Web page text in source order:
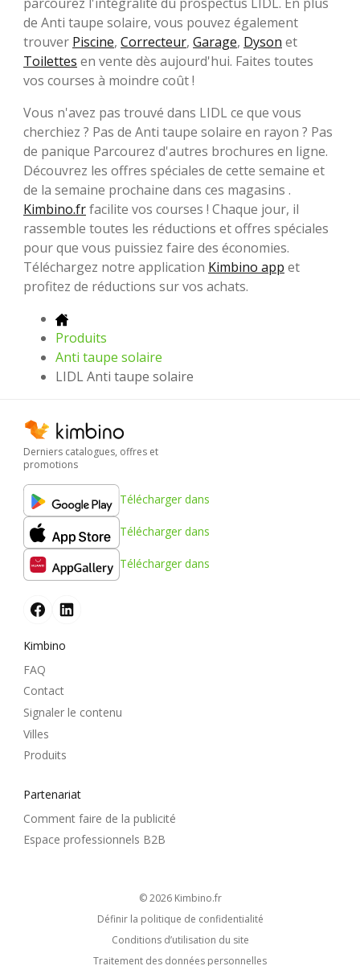
parcourez l'intégralité du prospectus LIDL. En plus
de Anti taupe solaire, vous pouvez également
trouver Piscine, Correcteur, Garage, Dyson et
Toilettes en vente dès aujourd'hui. Faites toutes
vos courses à moindre coût !
Vous n'avez pas trouvé dans LIDL ce que vous
cherchiez ? Pas de Anti taupe solaire en rayon ? Pas
de panique Parcourez d'autres brochures en ligne.
Découvrez les offres spéciales de cette semaine et
de la semaine prochaine dans ces magasins .
Kimbino.frfacilite vos courses ! Chaque jour, il
rassemble toutes les réductions et offres spéciales
pour que vous puissiez faire des économies.
Téléchargez notre application Kimbino app et
profitez de réductions sur vos achats.
Produits
Anti taupe solaire
LIDL Anti taupe solaire
Derniers catalogues, offres et
promotions
Télécharger dans
Télécharger dans
Télécharger dans
Kimbino
FAQ
Contact
Signaler le contenu
Villes
Produits
Partenariat
Comment faire de la publicité
Espace professionnels B2B
© 2026 kimbino.fr
Définir la politique de confidentialité
Conditions d’utilisation du site
Traitement des données personnelles